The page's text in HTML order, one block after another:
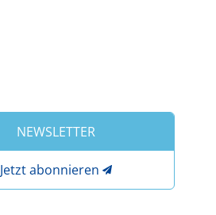
NEWSLETTER
Jetzt abonnieren